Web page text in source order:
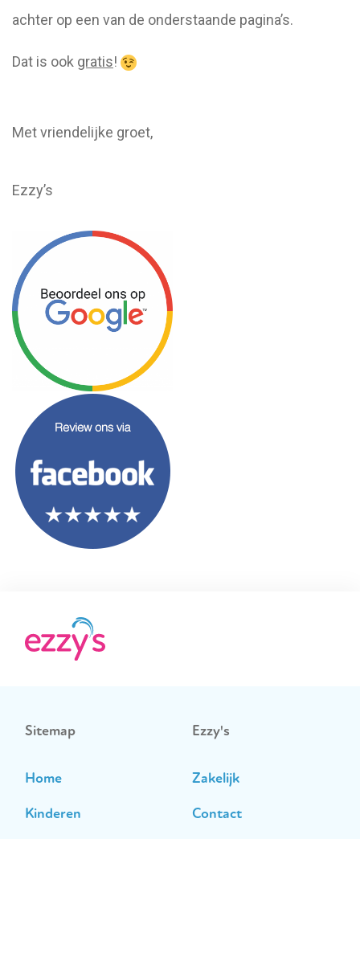
achter op een van de onderstaande pagina’s.
Dat is ook gratis!
Met vriendelijke groet,
Ezzy’s
Sitemap
Home
Kinderen
Ezzy's
Zakelijk
Contact